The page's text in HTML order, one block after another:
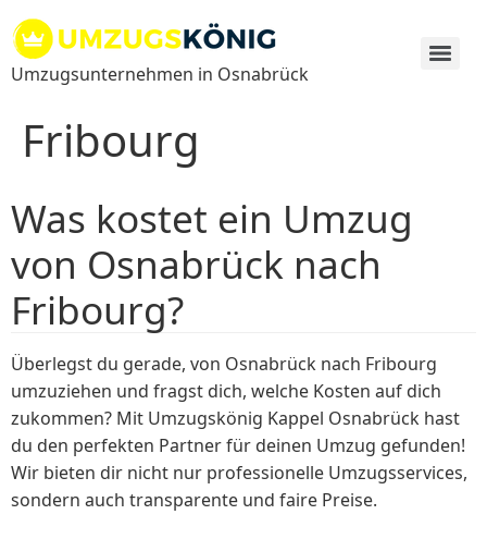
Inhalt
springen
Umzugsunternehmen in Osnabrück
Fribourg
Was kostet ein Umzug
von Osnabrück nach
Fribourg?
Überlegst du gerade, von Osnabrück nach Fribourg
umzuziehen und fragst dich, welche Kosten auf dich
zukommen? Mit Umzugskönig Kappel Osnabrück hast
du den perfekten Partner für deinen Umzug gefunden!
Wir bieten dir nicht nur professionelle Umzugsservices,
sondern auch transparente und faire Preise.